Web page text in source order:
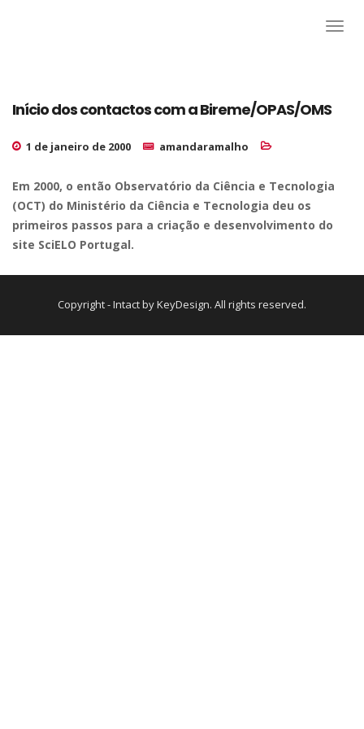
Início dos contactos com a Bireme/OPAS/OMS
1 de janeiro de 2000 amandaramalho
Em 2000, o então Observatório da Ciência e Tecnologia
(OCT) do Ministério da Ciência e Tecnologia deu os
primeiros passos para a criação e desenvolvimento do
site SciELO Portugal.
Copyright - Intact by KeyDesign. All rights reserved.